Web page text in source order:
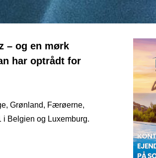
– og en mørk
har optrådt for
Grønland, Færøerne,
Belgien og Luxemburg.